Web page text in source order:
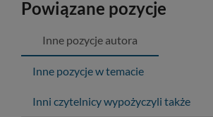
Powiązane pozycje
Inne pozycje autora
Inne pozycje w temacie
Inni czytelnicy wypożyczyli także